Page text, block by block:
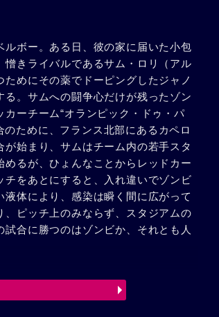
ボー。ある日、彼の家に届いた小包
きライバルであるサム・ロリ（アル
めにその薬でドーピングしたジャノ
。サムへの闘争心だけが残ったゾン
ーチーム“オランピック・ドゥ・パ
ために、フランス北部にあるカペロ
始まり、サムはチーム内の若手スタ
るが、ひょんなことからレッドカー
チをあとにすると、入れ違いでゾンビ
体により、感染は瞬く間に広がって
ピッチ上のみならず、スタジアムの
合に勝つのはゾンビか、それとも人